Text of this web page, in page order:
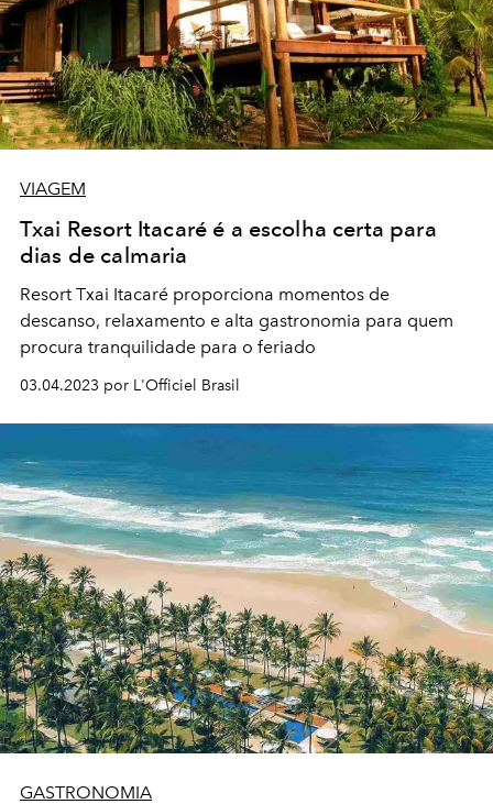
VIAGEM
Txai Resort Itacaré é a escolha certa para
dias de calmaria
Resort Txai Itacaré proporciona momentos de
descanso, relaxamento e alta gastronomia para quem
procura tranquilidade para o feriado
03.04.2023 por L'Officiel Brasil
GASTRONOMIA